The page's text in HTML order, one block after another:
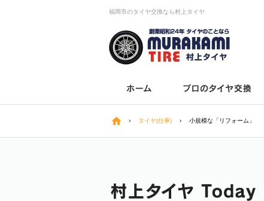
福岡市のタイヤ交換なら村上タイヤ
› タイヤ(仕事) › 小規模な「リフォーム」